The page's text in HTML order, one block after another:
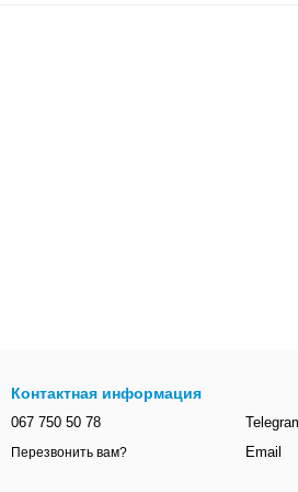
Контактная информация
067 750 50 78
Перезвонить вам?
Email